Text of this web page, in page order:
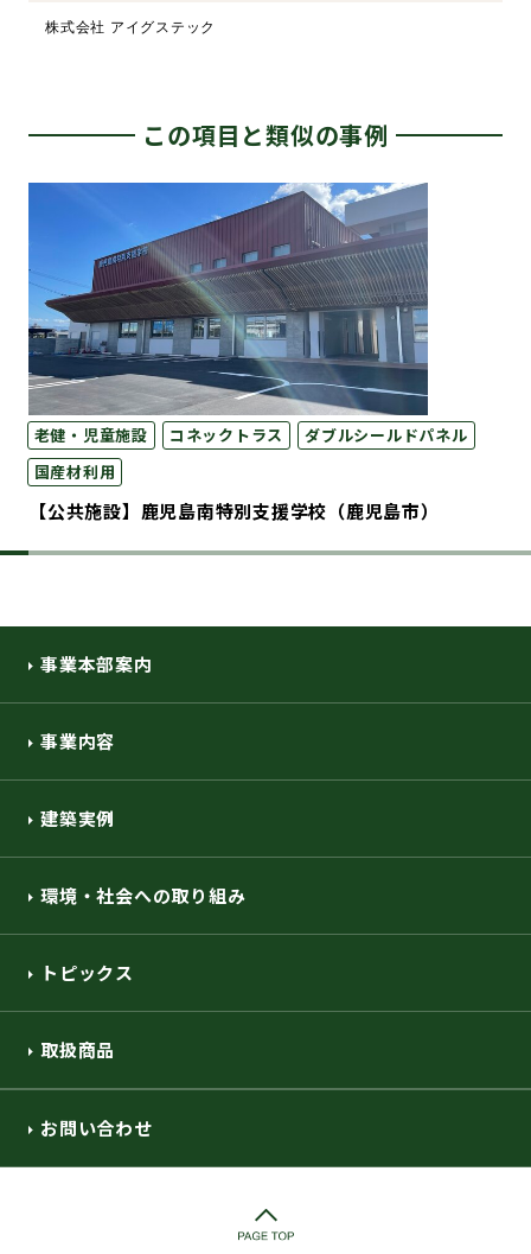
株式会社 アイグステック
この項目と類似の事例
老健・児童施設 コネックトラス
ダブルシールドパネル
国産材利用
【公共施設】鹿児島南特別支援学校（鹿児島市）
事業本部案内
事業内容
建築実例
環境・社会への取り組み
トピックス
取扱商品
お問い合わせ